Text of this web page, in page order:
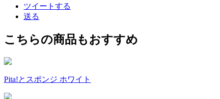
ツイートする
送る
こちらの商品もおすすめ
Pita!とスポンジ ホワイト